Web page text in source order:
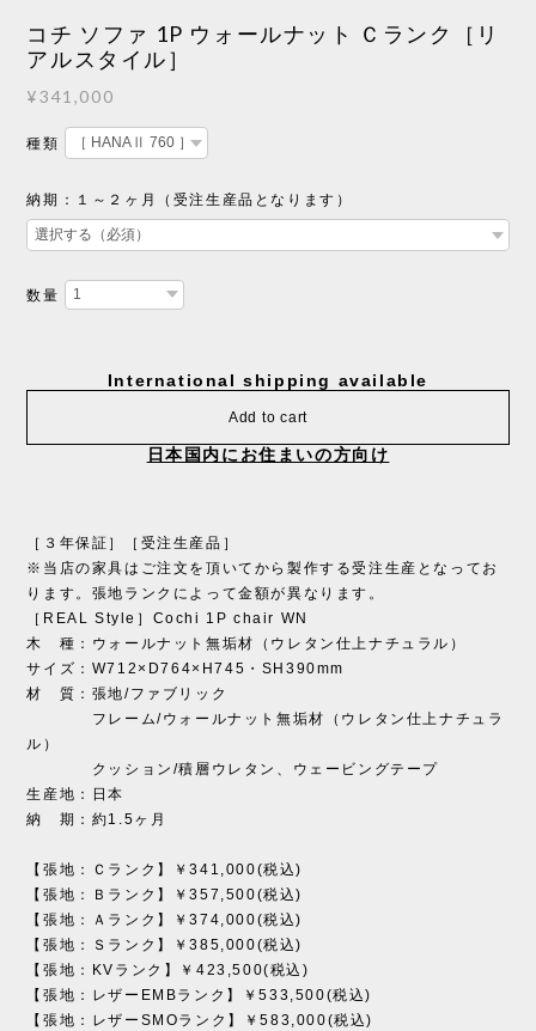
コチ ソファ 1P ウォールナット Ｃランク［リ
アルスタイル］
¥341,000
種類
納期：１～２ヶ月（受注生産品となります）
数量
International shipping available
Add to cart
日本国内にお住まいの方向け
［３年保証］［受注生産品］
※当店の家具はご注文を頂いてから製作する受注生産となってお
ります。張地ランクによって金額が異なります。
［REAL Style］Cochi 1P chair WN
木 種：ウォールナット無垢材（ウレタン仕上ナチュラル）
サイズ：W712×D764×H745・SH390mm
材 質：張地/ファブリック
フレーム/ウォールナット無垢材（ウレタン仕上ナチュラ
ル）
クッション/積層ウレタン、ウェービングテープ
生産地：日本
納 期：約1.5ヶ月
【張地：Ｃランク】￥341,000(税込)
【張地：Ｂランク】￥357,500(税込)
【張地：Ａランク】￥374,000(税込)
【張地：Ｓランク】￥385,000(税込)
【張地：KVランク】￥423,500(税込)
【張地：レザーEMBランク】￥533,500(税込)
【張地：レザーSMOランク】￥583,000(税込)